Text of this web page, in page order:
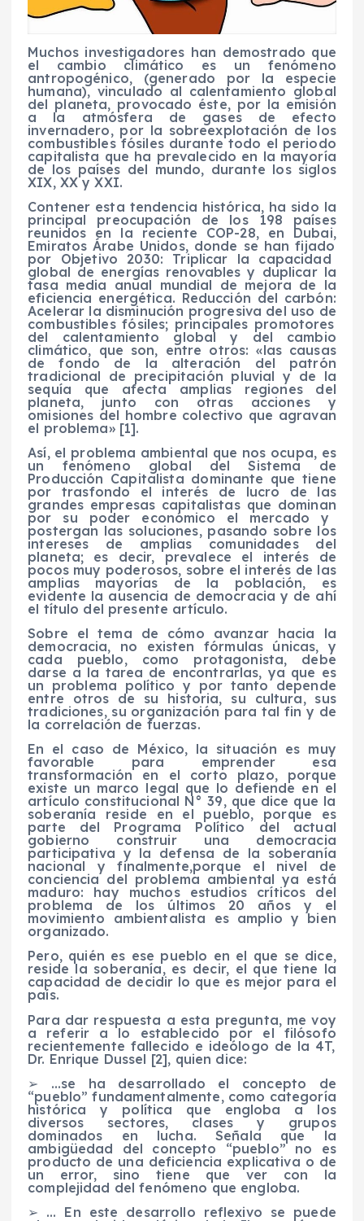
Muchos investigadores han demostrado que
el cambio climático es un fenómeno
antropogénico, (generado por la especie
humana), vinculado al calentamiento global
del planeta, provocado éste,por la emisión
a la atmósfera de gases de efecto
invernadero, por la sobreexplotación de los
combustibles fósiles durante todo el periodo
capitalista que ha prevalecido en la mayoría
de los países del mundo, durante los siglos
XIX, XX y XXI.
Contener esta tendencia histórica, ha sido la
principal preocupación de los198 países
reunidos en la reciente COP-28, en Dubai,
Emiratos Árabe Unidos,donde se han fijado
por
Objetivo 2030:
Triplicar la capacidad
global de energías renovables y duplicar la
tasa media anual mundial de mejora de la
eficiencia energética. Reducción del carbón:
Acelerar la disminución progresiva del uso de
combustibles fósiles; principales promotores
del calentamiento global y del cambio
climático, que son, entre otros:«las causas
de fondo de la alteración del patrón
tradicional de precipitación pluvial y de la
sequía que afecta amplias regiones del
planeta, junto con otras acciones y
omisiones del hombre colectivo que agravan
el problema» [1].
Así, el problema ambiental que nos ocupa, es
un fenómeno global del Sistema de
Producción Capitalista dominante que tiene
por trasfondo el interés de lucro de las
grandes empresas capitalistas que dominan
por su poder económico el mercado y
postergan las soluciones,pasando sobre los
intereses de amplias comunidadesdel
planeta; es decir, prevalece el interés de
pocos muy poderosos, sobre el interés de las
amplias mayorías de la población, es
evidente la ausencia de democracia y de ahí
el título del presente artículo.
Sobre el tema de cómo avanzar hacia la
democracia, no existen fórmulas únicas, y
cada pueblo, como protagonista, debe
darse a la tarea de encontrarlas, ya que es
un problema político y por tanto depende
entre otros de su historia, su cultura, sus
tradiciones, su organización para tal fin y de
la correlación de fuerzas.
En el caso de México, la situación es muy
favorable para emprender esa
transformación en el corto plazo, porque
existe un marco legal que lo defiende en el
artículo constitucional N° 39, que dice que la
soberanía reside en el pueblo, porque es
parte del Programa Político del actual
gobierno
construir una democracia
participativa y la defensa de la soberanía
nacional y finalmente,porque el nivel de
conciencia del problema ambiental ya está
maduro: hay muchos estudios críticos del
problema de los últimos 20 años y el
movimiento ambientalista es amplio y bien
organizado.
Pero, quién es ese pueblo en el que se dice,
reside la soberanía, es decir, el que tiene la
capacidad de decidir lo que es mejor para el
país.
Para dar respuesta a esta pregunta, me voy
a referir a lo establecido por el filósofo
recientemente fallecido e ideólogo de la 4T,
Dr. Enrique Dussel [2], quien dice:
➢ …se ha desarrollado el concepto de
“pueblo” fundamentalmente, como categoría
histórica y política que engloba a los
diversos sectores, clases y grupos
dominados en lucha. Señala que la
ambigüedad del concepto “pueblo” no es
producto de una deficiencia explicativa o de
un error, sino tiene que ver con la
complejidad del fenómeno que engloba.
➢ … En este desarrollo reflexivo se puede